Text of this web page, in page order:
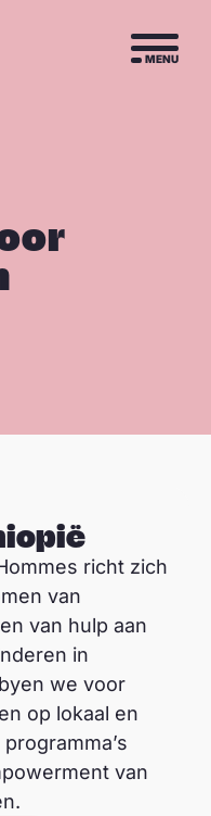
MENU
richt zich
van
van hulp aan
in
we voor
op lokaal en
van